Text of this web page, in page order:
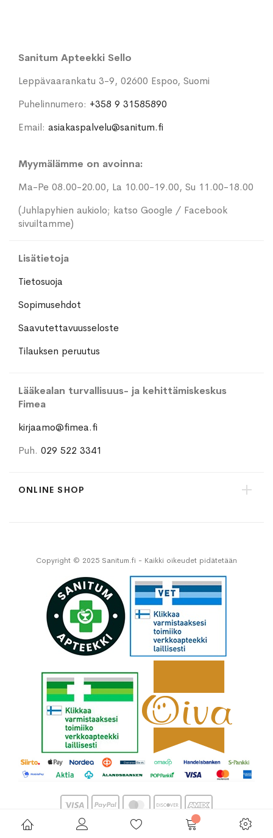
Sanitum Apteekki Sello
Leppävaarankatu 3-9, 02600 Espoo, Suomi
Puhelinnumero: +358 9 31585890
Email: asiakaspalvelu@sanitum.fi
Myymälämme on avoinna:
Ma-Pe 08.00-20.00, La 10.00-19.00, Su 11.00-18.00
(Juhlapyhien aukiolo; katso Google / Facebook
sivuiltamme)
Lisätietoja
Tietosuoja
Sopimusehdot
Saavutettavuusseloste
Tilauksen peruutus
Lääkealan turvallisuus- ja kehittämiskeskus
Fimea
kirjaamo@fimea.fi
Puh. 029 522 3341
ONLINE SHOP
Copyright © 2025 Sanitum.fi - Kaikki oikeudet pidätetään